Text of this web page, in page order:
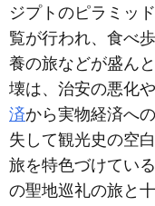
ジプトのピラミッ
覧が行われ、食べ
養の旅などが盛ん
壊は、治安の悪化
済から実物経済へ
失して観光史の空
旅を特色づけてい
の聖地巡礼の旅と